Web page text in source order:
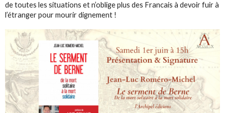
de toutes les situations et n’oblige plus des Francais à devoir fuir à
l’étranger pour mourir dignement !